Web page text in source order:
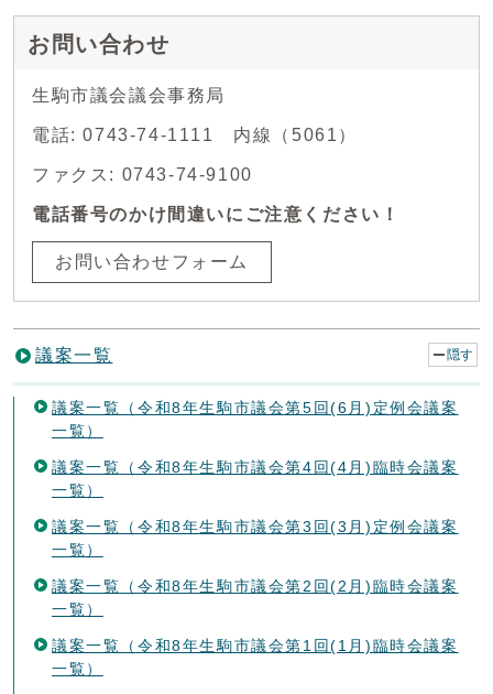
お問い合わせ
生駒市議会議会事務局
電話: 0743-74-1111 内線（5061）
ファクス: 0743-74-9100
電話番号のかけ間違いにご注意ください！
お問い合わせフォーム
議案一覧 隠す
議案一覧（令和8年生駒市議会第5回(6月)定例会議案
一覧）
議案一覧（令和8年生駒市議会第4回(4月)臨時会議案
一覧）
議案一覧（令和8年生駒市議会第3回(3月)定例会議案
一覧）
議案一覧（令和8年生駒市議会第2回(2月)臨時会議案
一覧）
議案一覧（令和8年生駒市議会第1回(1月)臨時会議案
一覧）